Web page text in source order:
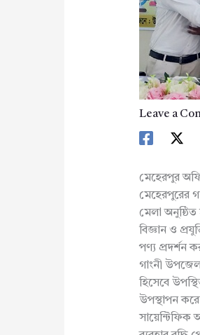
Leave a
মেহেরপুর
মেহেরপুরের
মেলা
বিজ্ঞান ও
পণ্য প্রদর্শন
গাংনী
হিসেবে
উপস্থাপন
সায়েন্টিফিক